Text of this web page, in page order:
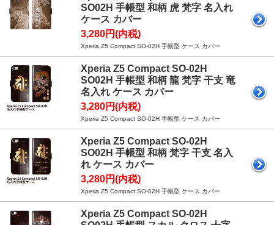
SO02H 手帳型 和柄 虎 梵字 名入れ
ケース カバー
3,280円(内税)
Xperia Z5 Compact SO-02H 手帳型 ケース カバー
Xperia Z5 Compact SO-02H
SO02H 手帳型 和柄 龍 梵字 干支 竜
名入れ ケース カバー
3,280円(内税)
Xperia Z5 Compact SO-02H 手帳型 ケース カバー
Xperia Z5 Compact SO-02H
SO02H 手帳型 和柄 梵字 干支 名入
れ ケース カバー
3,280円(内税)
Xperia Z5 Compact SO-02H 手帳型 ケース カバー
Xperia Z5 Compact SO-02H